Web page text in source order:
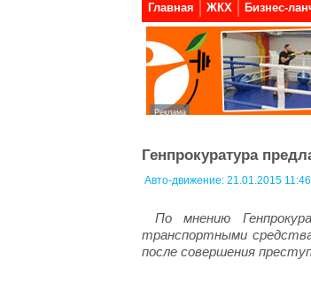
Главная ЖКХ Бизнес-
Генпрокуратура
Авто-движение: 21.01.2015
По мнению
транспортными
после совершения